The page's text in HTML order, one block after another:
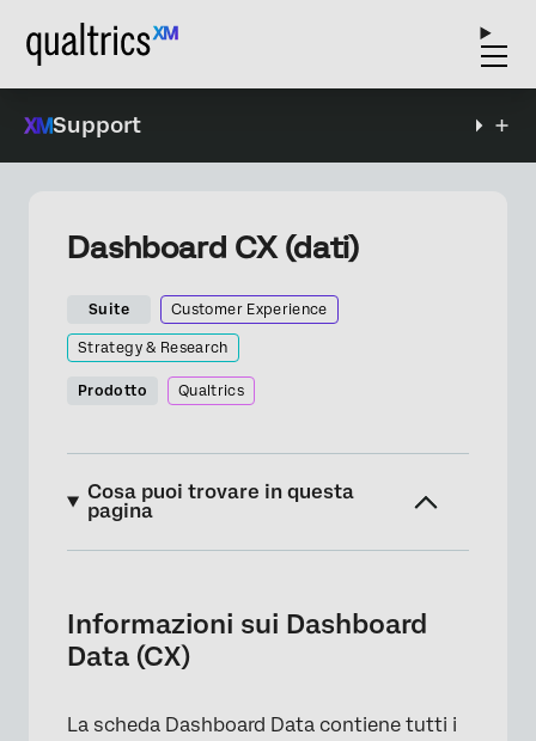
Support
Dashboard CX (dati)
Suite Customer Experience
Strategy & Research
Prodotto Qualtrics
Cosa puoi trovare in questa
pagina
Tipi di Dashboard supportati
Termini chiave
Dashboard
Informazioni sui Dashboard
Data (CX)
La scheda Dashboard Data contiene tutti i